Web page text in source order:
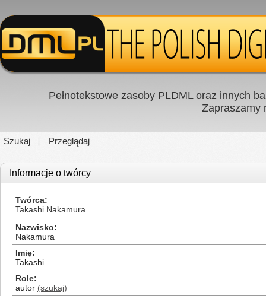
Pełnotekstowe zasoby PLDML oraz innych
Zapraszamy
Szukaj Przeglądaj
Informacje o twórcy
Twórca
Takashi Nakamura
Nazwisko
Nakamura
Imię
Takashi
Role
autor (szukaj)